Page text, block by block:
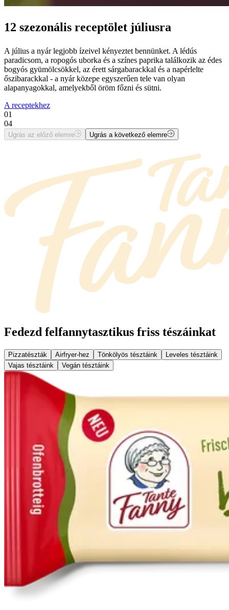
12 szezonális receptölet júliusra
A július a nyár legjobb ízeivel kényeztet bennünket. A lédús
paradicsom, a ropogós uborka és a színes paprika találkozik az édes
bogyós gyümölcsökkel, az érett sárgabarackkal és a napérlelte
őszibarackkal - a nyár közepe egyszerűen tele van olyan
alapanyagokkal, amelyekből öröm főzni és sütni.
A receptekhez
01
04
Ugrás az előző elemre Ugrás a következő elemre
Fedezd felfannytasztikus friss tészáinkat
Pizzatészták Airfryer-hez Tönkölyös tésztáink
Leveles tésztáink
Vajas tésztáink
Vegán tésztáink